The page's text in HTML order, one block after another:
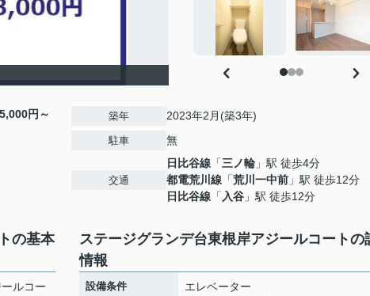
5,000円～
築年 2023年2月(築3年)
駐車 無
交通
日比谷線 「三ノ輪 」駅 徒歩4分
都電荒川線 「荒川一中前 」駅 徒歩12分
日比谷線 「 入谷 」駅 徒歩12分
の基本
ルコー
ステージグランデ台東根岸アジールコートの
情報
設備条件
エレベーター